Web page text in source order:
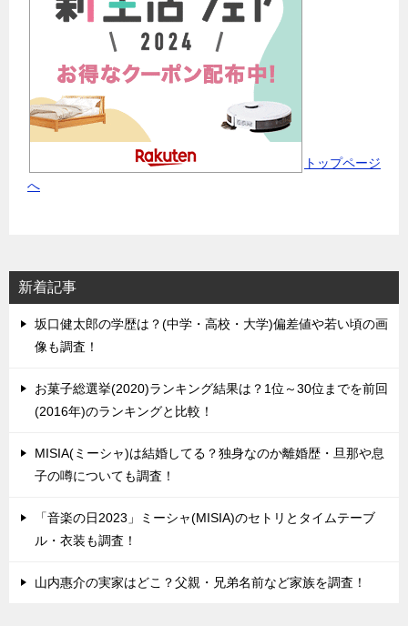
トップページ
へ
新着記事
坂口健太郎の学歴は？(中学・高校・大学)偏差値や若い頃の画
像も調査！
お菓子総選挙(2020)ランキング結果は？1位～30位までを前回
(2016年)のランキングと比較！
MISIA(ミーシャ)は結婚してる？独身なのか離婚歴・旦那や息
子の噂についても調査！
「音楽の日2023」ミーシャ(MISIA)のセトリとタイムテーブ
ル・衣装も調査！
山内惠介の実家はどこ？父親・兄弟名前など家族を調査！